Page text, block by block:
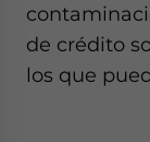
de crédito
los que